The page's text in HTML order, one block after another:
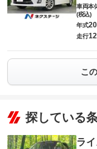
車両本
(税込)
年式
走行
こ
探している
ラ